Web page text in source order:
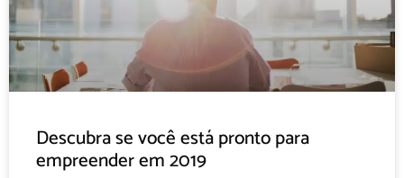
Descubra se você está pronto para
empreender em 2019